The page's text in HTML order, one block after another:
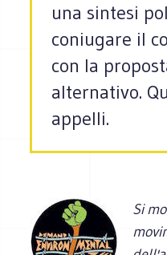
una sintesi
coniugare il
con la
alternativo.
appelli.
Si